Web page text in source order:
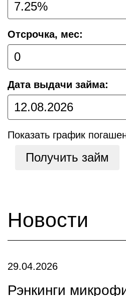
Отсрочка, мес:
Дата выдачи займа:
Показать график
Получить займ
Новости
29.04.2026
Рэнкинги